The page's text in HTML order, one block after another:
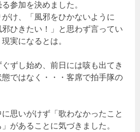
参加を決めました。
け、「風邪をひかないように
ひきたい！」と思わず言ってい
実になるとは。
ずし始め、前日には咳も出てき
ではなく・・・客席で拍手隊の
思いがけず「歌わなかったこと
があることに気づきました。